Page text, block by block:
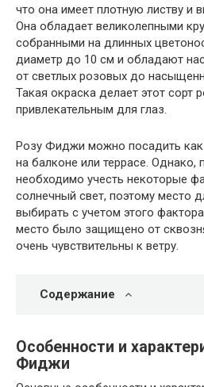
что она имеет плотную листву и
Она обладает великолепными
собранными на длинных
диаметр до 10 см и обладают
от светлых розовых до
Такая окраска делает этот сорт
привлекательным для глаз.
Розу Фиджи можно посадить как
на балконе или террасе. Однако,
необходимо учесть некоторые
солнечный свет, поэтому место
выбирать с учетом этого
место было защищено от
очень чувствительны к ветру.
Содержание
Особенности и
Фиджи